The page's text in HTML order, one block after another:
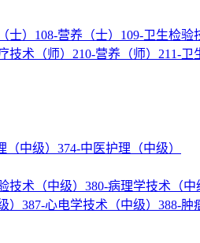
士） 108-营养（士） 109-卫生检验
技术（师） 210-营养（师） 211-卫
（中级） 374-中医护理（中级）
技术（中级） 380-病理学技术（中
） 387-心电学技术（中级） 388-肿